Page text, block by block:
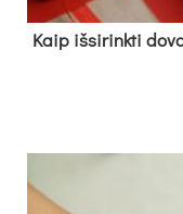
Kaip išsirinkti